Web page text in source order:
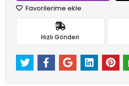
Favorilerime ekle
Hızlı Gönderi